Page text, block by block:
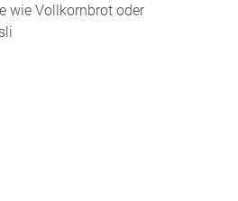
wie Vollkornbrot oder